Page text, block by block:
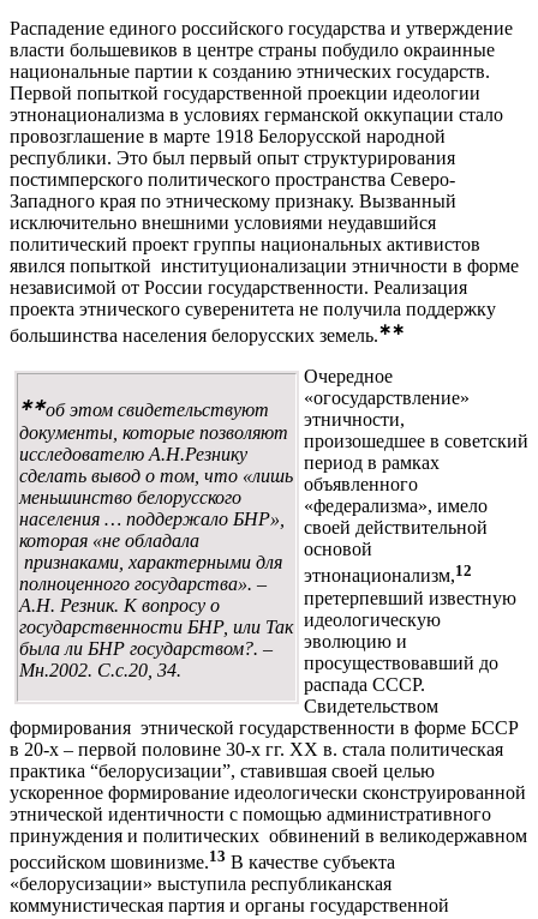
Распадение единого российского государства и утверждение
власти большевиков в центре страны побудило окраинные
национальные партии к созданию этнических государств.
Первой попыткой государственной проекции идеологии
этнонационализма в условиях германской оккупации стало
провозглашение в марте 1918 Белорусской народной
республики. Это был первый опыт структурирования
постимперского политического пространства Северо-
Западного края по этническому признаку. Вызванный
исключительно внешними условиями неудавшийся
политический проект группы национальных активистов
явился попыткой институционализации этничности в форме
независимой от России государственности. Реализация
проекта этнического суверенитета не получила поддержку
большинства населения белорусских земель.∗∗
∗∗об этом свидетельствуют
документы, которые позволяют
исследователю А.Н.Резнику
сделать вывод о том, что «лишь
меньшинство белорусского
населения … поддержало БНР»,
которая «не обладала
признаками, характерными для
полноценного государства». –
А.Н. Резник. К вопросу о
государственности БНР, или Так
была ли БНР государством?. –
Мн.2002. С.с.20, 34.
Очередное
«огосударствление»
этничности,
произошедшее в советский
период в рамках
объявленного
«федерализма», имело
своей действительной
основой
этнонационализм,12
претерпевший известную
идеологическую
эволюцию и
просуществовавший до
распада СССР.
Свидетельством
формирования этнической государственности в форме БССР
в 20-х – первой половине 30-х гг. XX в. стала политическая
практика “белорусизации”, ставившая своей целью
ускоренное формирование идеологически сконструированной
этнической идентичности с помощью административного
принуждения и политических обвинений в великодержавном
российском шовинизме.13 В качестве субъекта
«белорусизации» выступила республиканская
коммунистическая партия и органы государственной